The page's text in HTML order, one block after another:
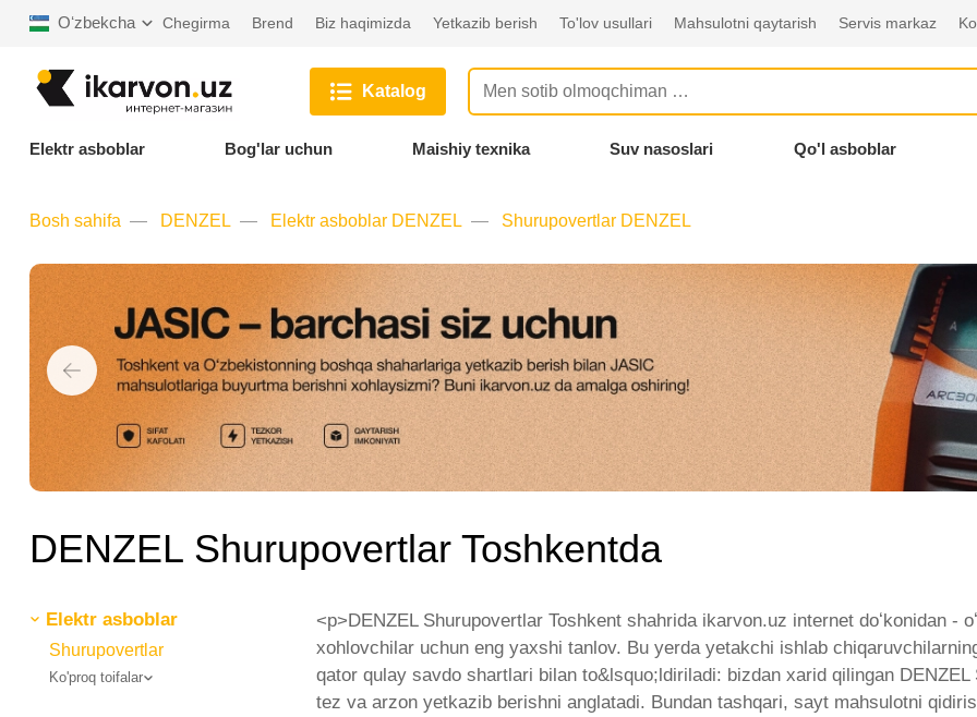
Oʻzbekcha Chegirma Brend Biz haqimizda Yetkazib berish To'lov usullari Mahsulotni qaytarish Servis markaz
Katalog
Elektr asboblar Bog'lar uchun Maishiy texnika Suv nasoslari Qo'l asboblar
Bosh sahifa DENZEL Elektr asboblar DENZEL Shurupovertlar DENZEL
DENZEL Shurupovertlar Toshkentda
Elektr asboblar
Shurupovertlar
Ko'proq toifalar
<p>DENZEL Shurupovertlar Toshkent shahrida ikarvon.uz internet doʻkonidan -
xohlovchilar uchun eng yaxshi tanlov. Bu yerda yetakchi ishlab
qator qulay savdo shartlari bilan to&lsquo;ldiriladi: bizdan xarid qilingan
tez va arzon yetkazib berishni anglatadi. Bundan tashqari, sayt mahsulotni